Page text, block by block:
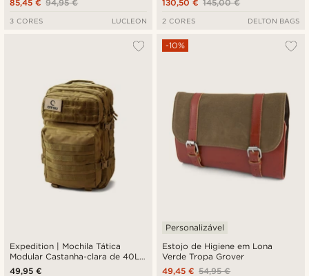
94,95 €
85,45 €
3 CORES LUCLEON
145,00 €
130,50 €
2 CORES DELTON BAGS
Expedition | Mochila Tática
Modular Castanha-clara de 40L
com Painel de Distintivos
49,95 €
Estojo de Higiene em Lona
Verde Tropa Grover
-10%
Personalizável
54,95 €
49,45 €